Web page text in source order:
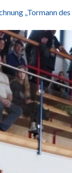
„Tormann